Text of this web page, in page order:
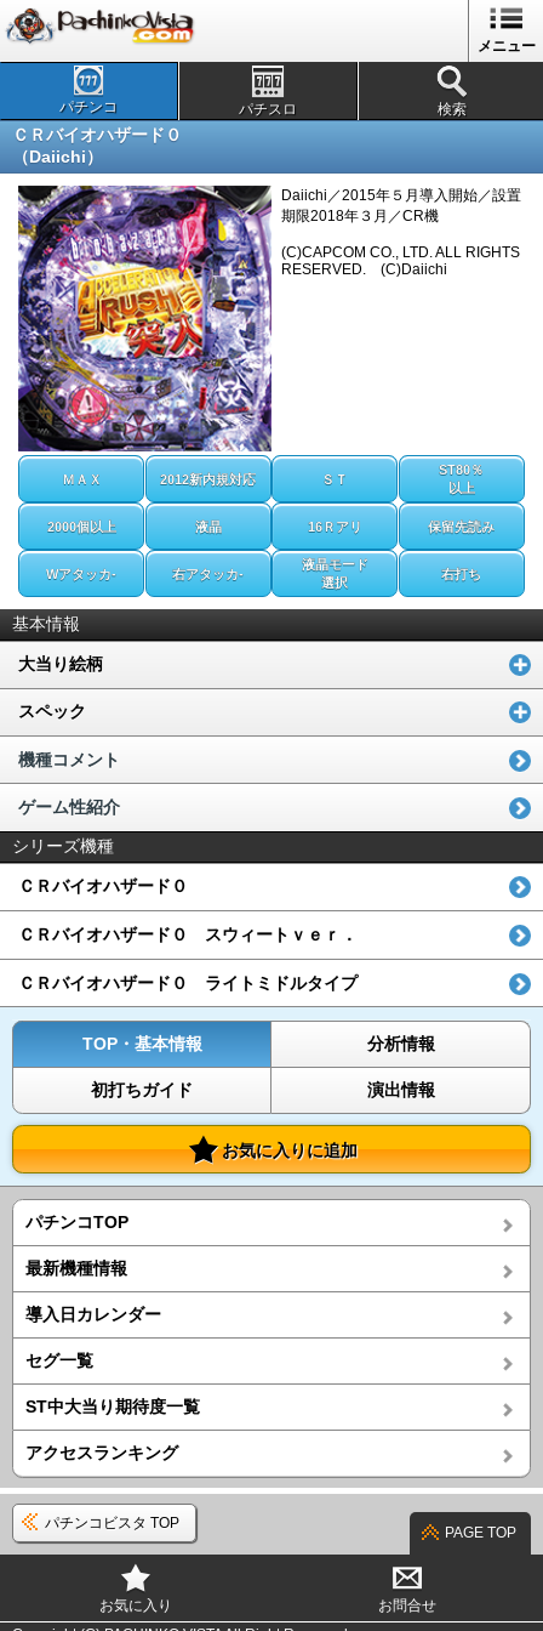
メニュー
パチンコ パチスロ 検索
ＣＲバイオハザード０
（Daiichi）
Daiichi／2015年５月導入開始／設置
期限2018年３月／CR機
(C)CAPCOM CO., LTD. ALL RIGHTS
RESERVED. (C)Daiichi
ＭＡＸ 2012新内規対応 ＳＴ
ST80％
以上
2000個以上 液晶 16Ｒアリ 保留先読み
Wアタッカ- 右アタッカ-
液晶モード
選択
右打ち
基本情報
大当り絵柄
スペック
機種コメント
ゲーム性紹介
シリーズ機種
ＣＲバイオハザード０
ＣＲバイオハザード０ スウィートｖｅｒ．
ＣＲバイオハザード０ ライトミドルタイプ
TOP・基本情報 分析情報
初打ちガイド 演出情報
お気に入りに追加
パチンコTOP
最新機種情報
導入日カレンダー
セグ一覧
ST中大当り期待度一覧
アクセスランキング
パチンコビスタ TOP
PAGE TOP
お気に入り
お問合せ